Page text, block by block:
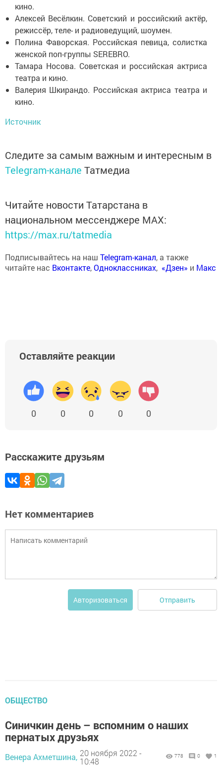
кино.
Алексей Весёлкин. Советский и российский актёр,
режиссёр, теле- и радиоведущий, шоумен.
Полина Фаворская. Российская певица, солистка
женской поп-группы SEREBRO.
Тамара Носова. Советская и российская актриса
театра и кино.
Валерия Шкирандо. Российская актриса театра и
кино.
Источник
Следите за самым важным и интересным в
Telegram-канале Татмедиа
Читайте новости Татарстана в
национальном мессенджере MАХ:
https://max.ru/tatmedia
Подписывайтесь на наш Telegram-канал, а также
читайте нас Вконтакте,Одноклассниках, «Дзен» и Макс
Оставляйте реакции
0 0 0 0 0
Расскажите друзьям
Нет комментариев
Авторизоваться Отправить
ОБЩЕСТВО
Синичкин день – вспомним о наших
пернатых друзьях
Венера Ахметшина, 20 ноября 2022 -
10:48
778 0 1